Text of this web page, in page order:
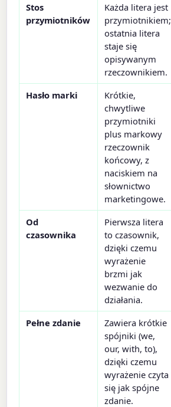
Stos
przymiotników
Każda litera jest
przymiotnikiem;
ostatnia litera
staje się
opisywanym
rzeczownikiem.
Hasło marki
Krótkie,
chwytliwe
przymiotniki
plus markowy
rzeczownik
końcowy, z
naciskiem na
słownictwo
marketingowe.
Od
czasownika
Pierwsza litera
to czasownik,
dzięki czemu
wyrażenie
brzmi jak
wezwanie do
działania.
Pełne zdanie
Zawiera krótkie
spójniki (we,
our, with, to),
dzięki czemu
wyrażenie czyta
się jak spójne
zdanie.